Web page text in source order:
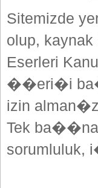
Sitemizde
olup,
Eserleri
��eri�i
izin
Tek ba��na
sorumluluk,